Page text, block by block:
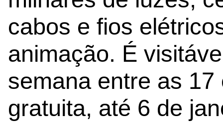
cabos e fios
animação. É
semana entre as
gratuita, até 6 de